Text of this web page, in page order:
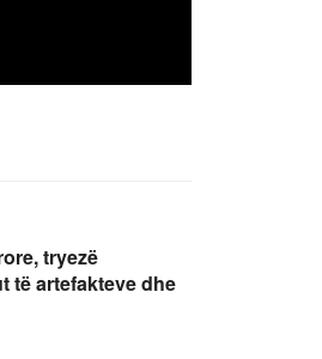
tryezë
të artefakteve dhe